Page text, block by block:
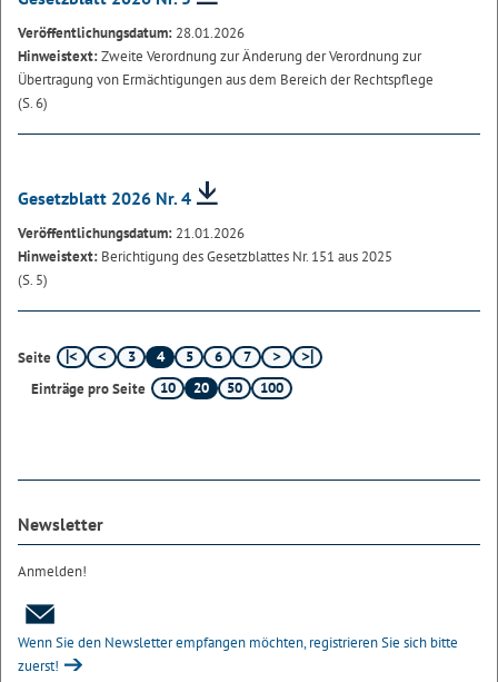
Veröffentlichungsdatum: 28.01.2026
Hinweistext:Zweite Verordnung zur Änderung der Verordnung zur
Übertragung von Ermächtigungen aus dem Bereich der Rechtspflege
(S. 6)
Gesetzblatt 2026 Nr. 4
Veröffentlichungsdatum: 21.01.2026
Hinweistext: Berichtigung des Gesetzblattes Nr. 151 aus 2025
(S. 5)
Seite 3 4 5 6
7
Einträge pro Seite
10 20 50 100
Newsletter
Anmelden!
Wenn Sie den Newsletter empfangen möchten, registrieren Sie sich bitte
zuerst!